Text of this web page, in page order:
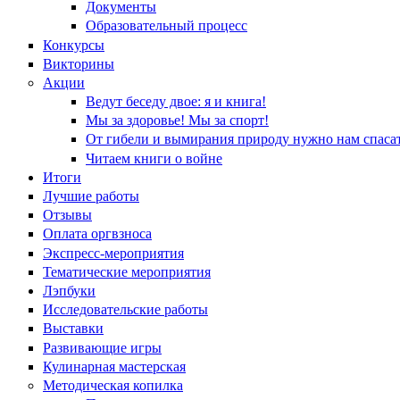
Документы
Образовательный процесс
Конкурсы
Викторины
Акции
Ведут беседу двое: я и книга!
Мы за здоровье! Мы за спорт!
От гибели и вымирания природу нужно нам
Читаем книги о войне
Итоги
Лучшие работы
Отзывы
Оплата оргвзноса
Экспресс-мероприятия
Тематические мероприятия
Лэпбуки
Исследовательские работы
Выставки
Развивающие игры
Кулинарная мастерская
Методическая копилка